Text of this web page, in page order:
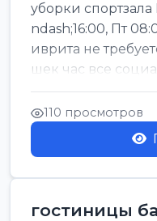
уборки
ndash;16:00, Пт
иврита не
шек час все
керен ишт...
110 просмотров
гостиницы